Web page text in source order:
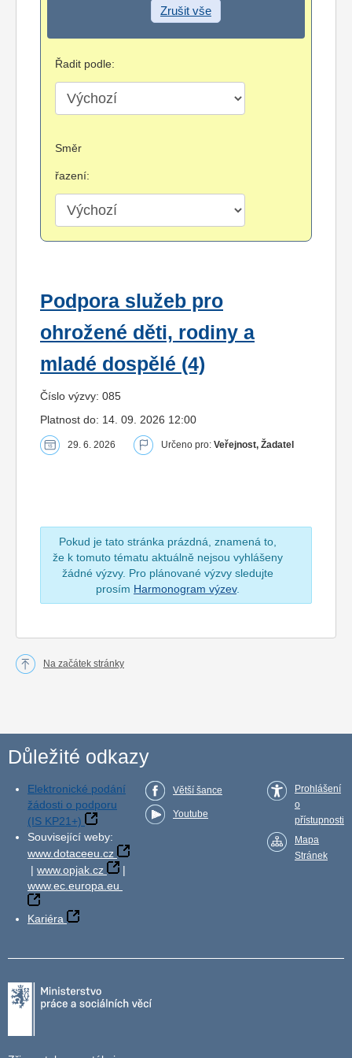
Zrušit vše
Řadit podle:
Směr
řazení:
Podpora služeb pro
ohrožené děti, rodiny a
mladé dospělé (4)
Číslo výzvy: 085
Platnost do: 14. 09. 2026 12:00
29. 6. 2026 Určeno pro: Veřejnost, Žadatel
Pokud je tato stránka prázdná, znamená to,
že k tomuto tématu aktuálně nejsou vyhlášeny
žádné výzvy. Pro plánované výzvy sledujte
prosím Harmonogram výzev.
Na začátek stránky
Důležité odkazy
Elektronické podání
žádosti o podporu
(IS KP21+)
Související weby:
www.dotaceeu.cz
| www.opjak.cz
|
www.ec.europa.eu
Kariéra
Větší šance
Youtube
Prohlášení
o
přístupnosti
Mapa
Stránek